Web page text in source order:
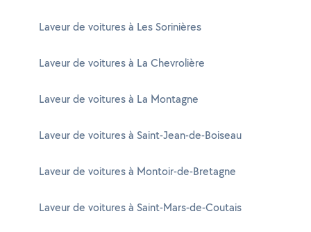
Laveur de voitures à Les Sorinières
Laveur de voitures à La Chevrolière
Laveur de voitures à La Montagne
Laveur de voitures à Saint-Jean-de-Boiseau
Laveur de voitures à Montoir-de-Bretagne
Laveur de voitures à Saint-Mars-de-Coutais